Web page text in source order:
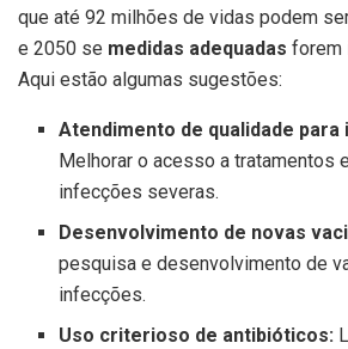
que até 92 milhões de vidas podem
e 2050 se medidas adequadas forem
Aqui estão algumas sugestões:
Atendimento de qualidade
Melhorar o acesso a tratamentos
infecções severas.
Desenvolvimento de novas
pesquisa e desenvolvimento de
infecções.
Uso criterioso de antibióticos: